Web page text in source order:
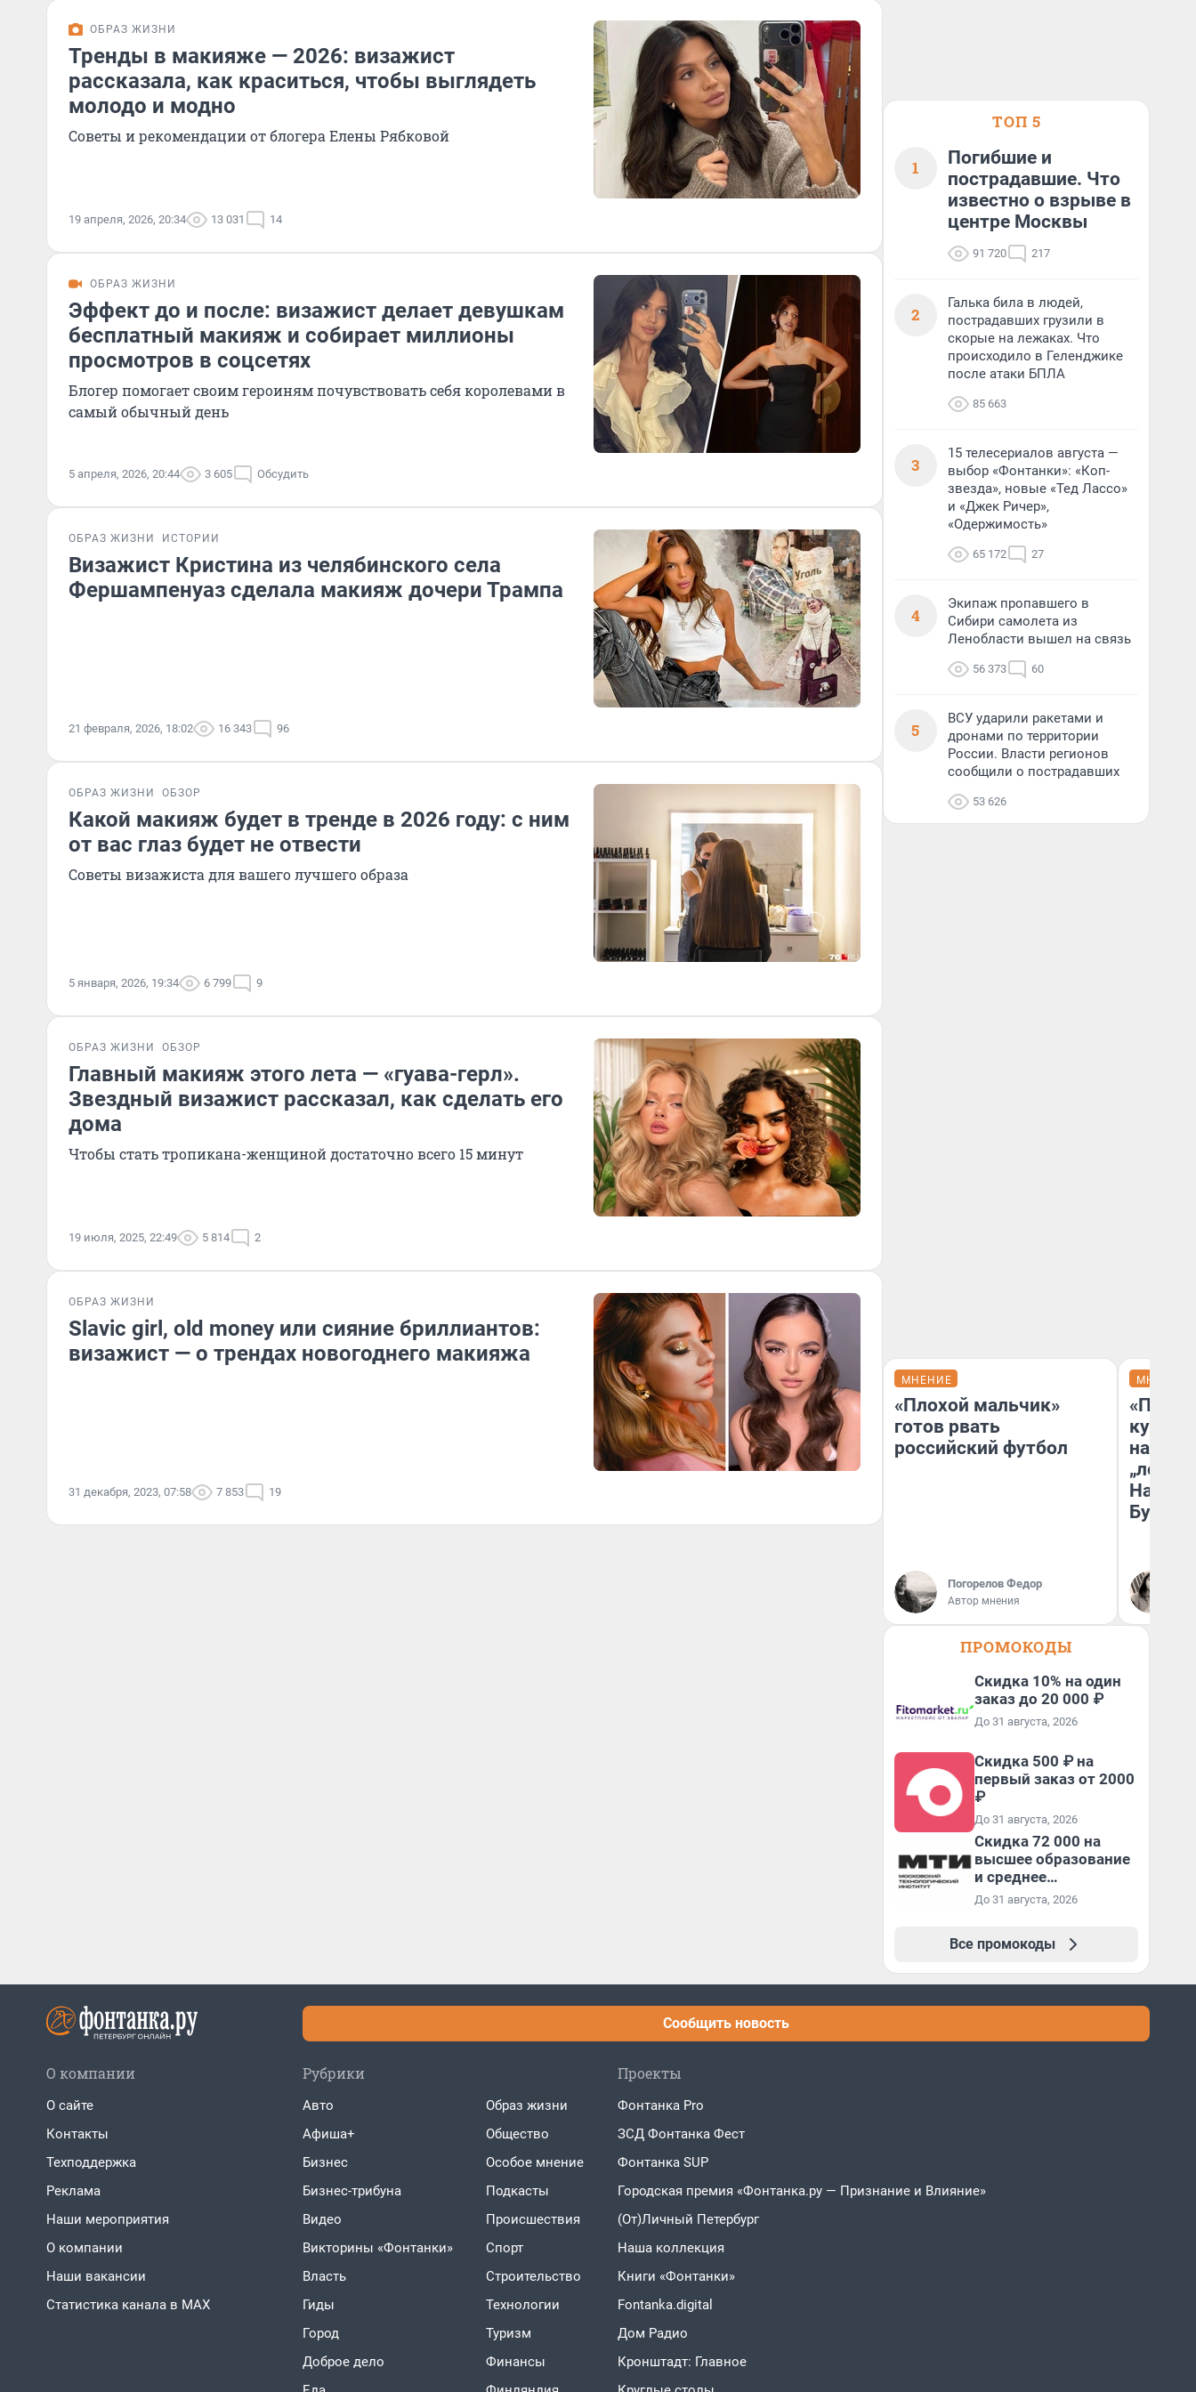
ОБРАЗ ЖИЗНИ
Тренды в макияже — 2026: визажист
рассказала, как краситься, чтобы выглядеть
молодо и модно
Советы и рекомендации от блогера Елены Рябковой
19 апреля, 2026, 20:34 13 031 14
ОБРАЗ ЖИЗНИ
Эффект до и после: визажист делает девушкам
бесплатный макияж и собирает миллионы
просмотров в соцсетях
Блогер помогает своим героиням почувствовать себя королевами в
самый обычный день
5 апреля, 2026, 20:44 3 605 Обсудить
ОБРАЗ ЖИЗНИ ИСТОРИИ
Визажист Кристина из челябинского села
Фершампенуаз сделала макияж дочери Трампа
21 февраля, 2026, 18:02 16 343 96
ОБРАЗ ЖИЗНИ ОБЗОР
Какой макияж будет в тренде в 2026 году: с ним
от вас глаз будет не отвести
Советы визажиста для вашего лучшего образа
5 января, 2026, 19:34 6 799 9
ОБРАЗ ЖИЗНИ ОБЗОР
Главный макияж этого лета — «гуава-герл».
Звездный визажист рассказал, как сделать его
дома
Чтобы стать тропикана-женщиной достаточно всего 15 минут
19 июля, 2025, 22:49 5 814 2
ОБРАЗ ЖИЗНИ
Slavic girl, old money или сияние бриллиантов:
визажист — о трендах новогоднего макияжа
31 декабря, 2023, 07:58 7 853 19
ТОП 5
1
Погибшие и
пострадавшие. Что
известно о взрыве в
центре Москвы
91 720 217
2
Галька била в людей,
пострадавших грузили в
скорые на лежаках. Что
происходило в Геленджике
после атаки БПЛА
85 663
3
15 телесериалов августа —
выбор «Фонтанки»: «Коп-
звезда», новые «Тед Лассо»
и «Джек Ричер»,
«Одержимость»
65 172 27
4
Экипаж пропавшего в
Сибири самолета из
Ленобласти вышел на связь
56 373 60
5
ВСУ ударили ракетами и
дронами по территории
России. Власти регионов
сообщили о пострадавших
53 626
МНЕНИЕ
«Плохой мальчик»
готов рвать
российский футбол
Погорелов Федор
Автор мнения
МНЕНИЕ
«Пласт
На
ПРОМОКОДЫ
Скидка 10% на один
заказ до 20 000 ₽
До 31 августа, 2026
Скидка 500 ₽ на
первый заказ от 2000
₽
До 31 августа, 2026
Скидка 72 000 на
высшее образование
и среднее
специальное
До 31 августа, 2026
Все промокоды
Сообщить новость
О компании
О сайте
Контакты
Техподдержка
Реклама
Наши мероприятия
О компании
Наши вакансии
Статистика канала в MAX
Рубрики
Авто
Афиша+
Бизнес
Бизнес-трибуна
Видео
Викторины «Фонтанки»
Власть
Гиды
Город
Доброе дело
Образ жизни
Общество
Особое мнение
Подкасты
Проиcшествия
Спорт
Строительство
Технологии
Туризм
Финансы
Проекты
Фонтанка Pro
ЗСД Фонтанка Фест
Фонтанка SUP
Городская премия «Фонтанка.ру — Признание и Влияние»
(От)Личный Петербург
Наша коллекция
Книги «Фонтанки»
Fontanka.digital
Дом Радио
Кронштадт: Главное